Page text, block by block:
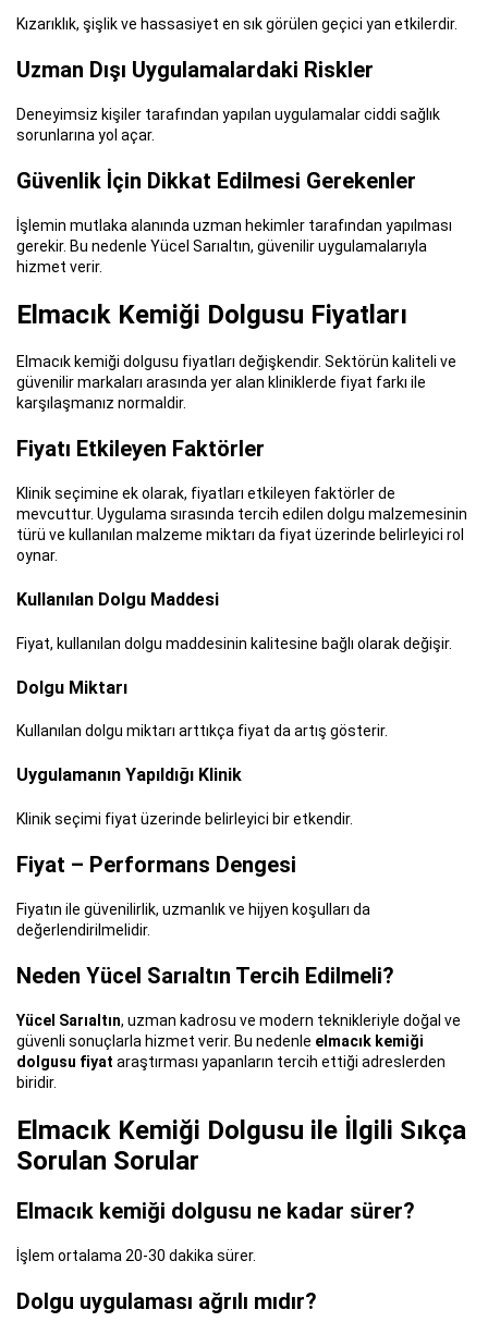
Kızarıklık, şişlik ve hassasiyet en sık görülen geçici yan etkilerdir.
Uzman Dışı Uygulamalardaki Riskler
Deneyimsiz kişiler tarafından yapılan uygulamalar ciddi sağlık
sorunlarına yol açar.
Güvenlik İçin Dikkat Edilmesi Gerekenler
İşlemin mutlaka alanında uzman hekimler tarafından yapılması
gerekir. Bu nedenle Yücel Sarıaltın, güvenilir uygulamalarıyla
hizmet verir.
Elmacık Kemiği Dolgusu Fiyatları
Elmacık kemiği dolgusu fiyatları değişkendir. Sektörün kaliteli ve
güvenilir markaları arasında yer alan kliniklerde fiyat farkı ile
karşılaşmanız normaldir.
Fiyatı Etkileyen Faktörler
Klinik seçimine ek olarak, fiyatları etkileyen faktörler de
mevcuttur. Uygulama sırasında tercih edilen dolgu malzemesinin
türü ve kullanılan malzeme miktarı da fiyat üzerinde belirleyici rol
oynar.
Kullanılan Dolgu Maddesi
Fiyat, kullanılan dolgu maddesinin kalitesine bağlı olarak değişir.
Dolgu Miktarı
Kullanılan dolgu miktarı arttıkça fiyat da artış gösterir.
Uygulamanın Yapıldığı Klinik
Klinik seçimi fiyat üzerinde belirleyici bir etkendir.
Fiyat – Performans Dengesi
Fiyatın ile güvenilirlik, uzmanlık ve hijyen koşulları da
değerlendirilmelidir.
Neden Yücel Sarıaltın Tercih Edilmeli?
Yücel Sarıaltın, uzman kadrosu ve modern teknikleriyle doğal ve
güvenli sonuçlarla hizmet verir. Bu nedenle elmacık kemiği
dolgusu fiyat araştırması yapanların tercih ettiği adreslerden
biridir.
Elmacık Kemiği Dolgusu ile İlgili Sıkça
Sorulan Sorular
Elmacık kemiği dolgusu ne kadar sürer?
İşlem ortalama 20-30 dakika sürer.
Dolgu uygulaması ağrılı mıdır?